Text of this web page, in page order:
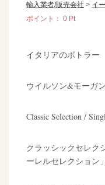
輸入業者/販売会社 > イ
ポイント： 0 Pt
索
移
イタリアのボトラ
ウイルソン&モーガ
Classic Selection /
クラッシックセレク
ーレルセレクション」